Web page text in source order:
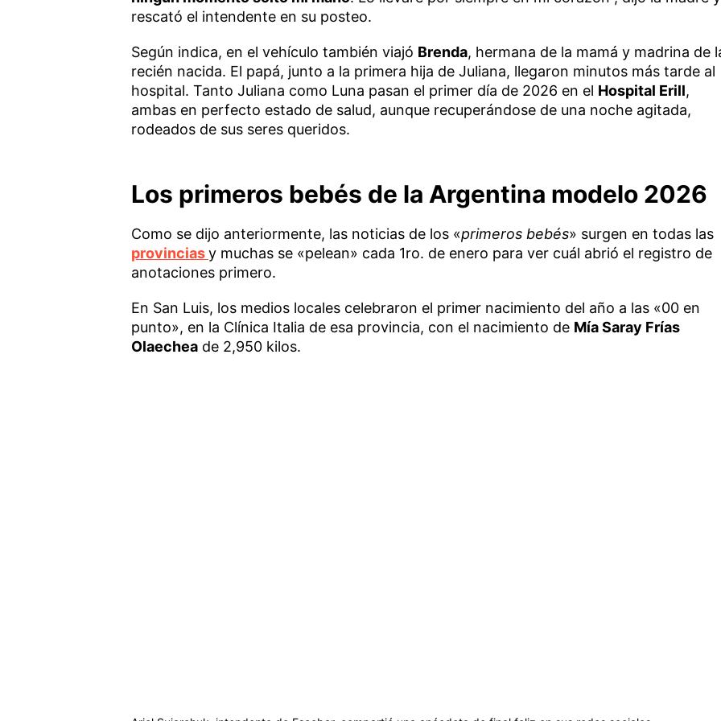
rescató el intendente en su posteo.
Según indica, en el vehículo también viajó Brenda, hermana de la mamá y madrina de
recién nacida. El papá, junto a la primera hija de Juliana, llegaron minutos más tarde al
hospital. Tanto Juliana como Luna pasan el primer día de 2026 en el Hospital Erill,
ambas en perfecto estado de salud, aunque recuperándose de una noche agitada,
rodeados de sus seres queridos.
Los primeros bebés de la Argentina modelo 2026
Como se dijo anteriormente, las noticias de los «primeros bebés» surgen en todas las
provinciasy muchas se «pelean» cada 1ro. de enero para ver cuál abrió el registro de
anotaciones primero.
En San Luis, los medios locales celebraron el primer nacimiento del año a las «00 en
punto», en la Clínica Italia de esa provincia, con el nacimiento de Mía Saray Frías
Olaecheade 2,950 kilos.